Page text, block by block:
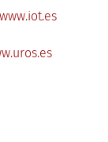
www.iot.es